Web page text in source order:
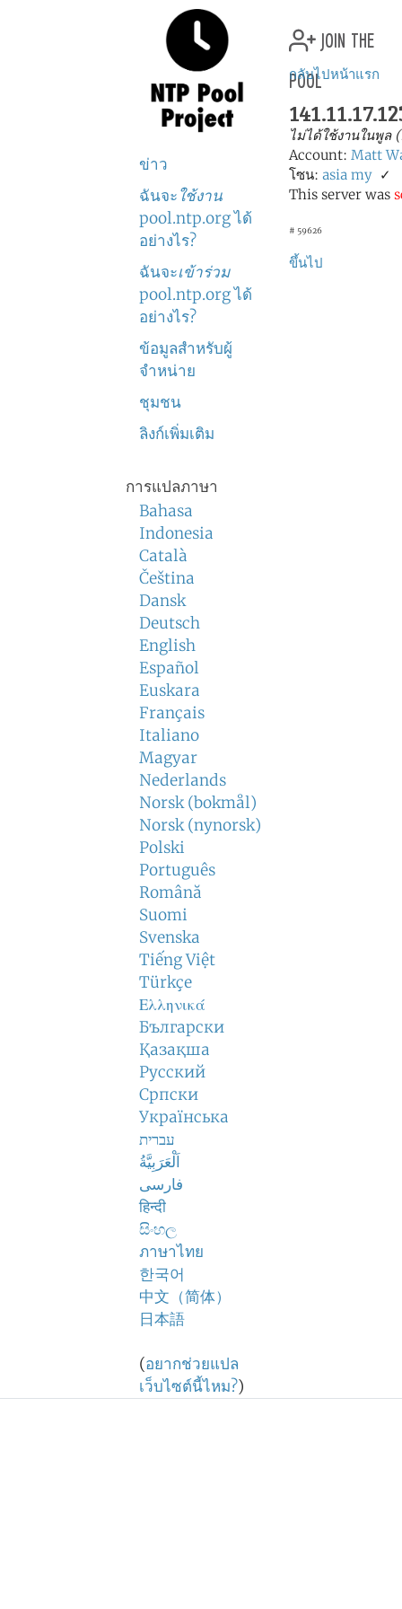
ข่าว
ฉันจะใช้งาน
pool.ntp.org ได้
อย่างไร?
ฉันจะเข้าร่วม
pool.ntp.org ได้
อย่างไร?
ข้อมูลสำหรับผู้
จำหน่าย
ชุมชน
ลิงก์เพิ่มเติม
การแปลภาษา
Bahasa
Indonesia
Català
Čeština
Dansk
Deutsch
English
Español
Euskara
Français
Italiano
Magyar
Nederlands
Norsk (bokmål)
Norsk (nynorsk)
Polski
Português
Română
Suomi
Svenska
Tiếng Việt
Türkçe
Ελληνικά
Български
Қазақша
Русский
Српски
Українська
עברית
اَلْعَرَبِيَّةُ
فارسی
हिन्दी
සිංහල
ภาษาไทย
한국어
中文（简体）
日本語
(อยากช่วยแปล
เว็บไซต์นี้ไหม?)
join the
pool
กลับไปหน้าแรก
ไม่ได้ใช้งานในพูล
Account: Matt
โซน: asia my ✓
This server was
# 59626
ขึ้นไป